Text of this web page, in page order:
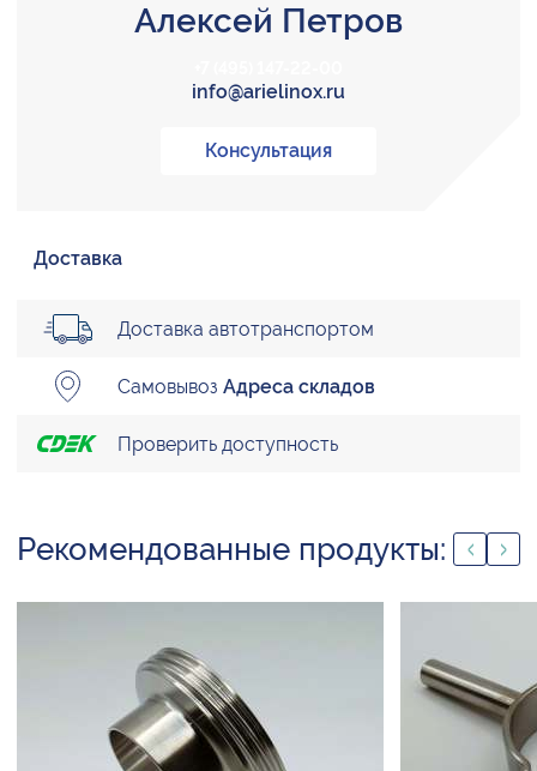
Алексей Петров
info@arielinox.ru
Консультация
Доставка
Доставка автотранспортом
Самовывоз Адреса складов
Проверить доступность
Рекомендованные продукты: